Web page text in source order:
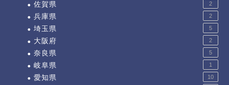
佐賀県 2
兵庫県 2
埼玉県 5
大阪府 2
奈良県 5
岐阜県 1
愛知県 10